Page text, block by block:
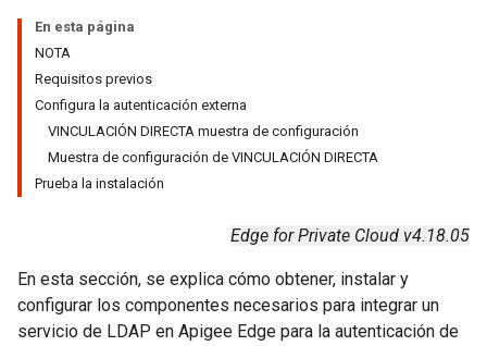
En esta página
NOTA
Requisitos previos
Configura la autenticación externa
VINCULACIÓN DIRECTA muestra de configuración
Muestra de configuración de VINCULACIÓN DIRECTA
Prueba la instalación
Edge for Private Cloud v4.18.05
En esta sección, se explica cómo obtener, instalar y
configurar los componentes necesarios para integrar un
servicio de LDAP en Apigee Edge para la autenticación de